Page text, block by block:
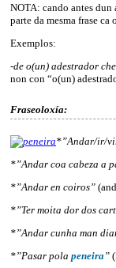
NOTA: cando antes
parte da mesma frase
Exemplos:
-de o(un) adestrador
non con “o(un)
Fraseoloxía:
*”Andar/ir/
*”Andar coa cabeza a
*”Andar en coiros”
*”Ter moita dor dos
*”Andar cunha man
*”Pasar pola peneira”